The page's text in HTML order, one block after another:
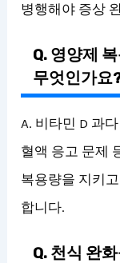
병행해야 증상
Q. 영양제
무엇인가요
A. 비타민 D 과
혈액 응고 문제
복용량을 지키
합니다.
Q. 천식 완